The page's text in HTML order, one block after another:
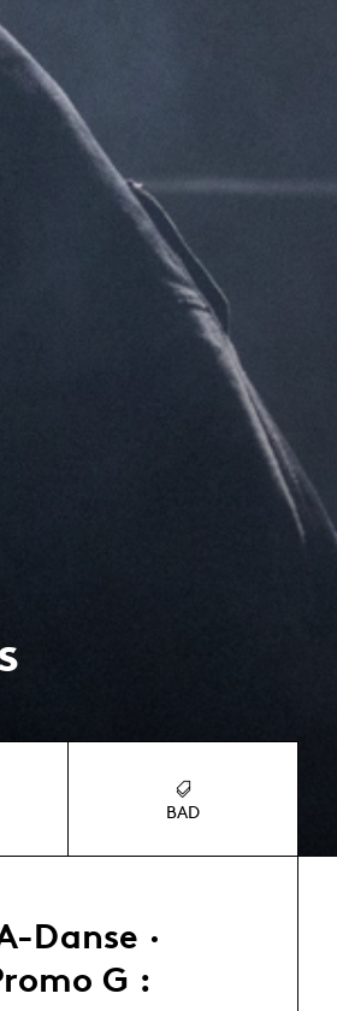
BAD
Danse ·
G :